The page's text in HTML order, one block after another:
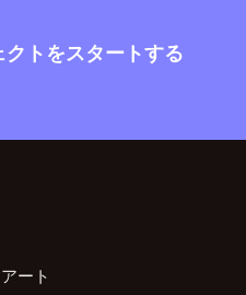
トをスタートする
アート